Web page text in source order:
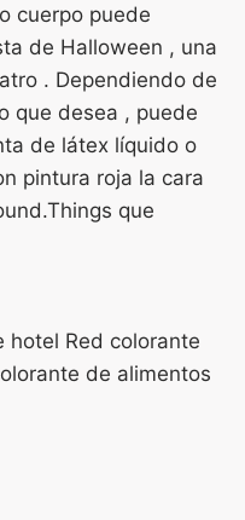
cuerpo puede
de Halloween , una
. Dependiendo de
que desea , puede
de látex líquido o
pintura roja la cara
que
hotel Red colorante
de alimentos